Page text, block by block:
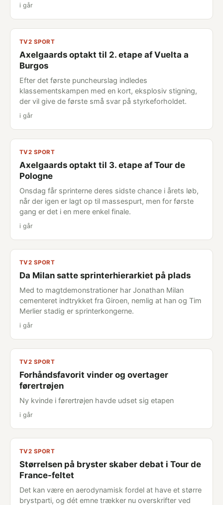
i går
TV2 SPORT
Axelgaards optakt til 2. etape af Vuelta a
Burgos
Efter det første puncheurslag indledes
klassementskampen med en kort, eksplosiv stigning,
der vil give de første små svar på styrkeforholdet.
i går
TV2 SPORT
Axelgaards optakt til 3. etape af Tour de
Pologne
Onsdag får sprinterne deres sidste chance i årets løb,
når der igen er lagt op til massespurt, men for første
gang er det i en mere enkel finale.
i går
TV2 SPORT
Da Milan satte sprinterhierarkiet på plads
Med to magtdemonstrationer har Jonathan Milan
cementeret indtrykket fra Giroen, nemlig at han og Tim
Merlier stadig er sprinterkongerne.
i går
TV2 SPORT
Forhåndsfavorit vinder og overtager
førertrøjen
Ny kvinde i førertrøjen havde udset sig etapen
i går
TV2 SPORT
Størrelsen på bryster skaber debat i Tour de
France-feltet
Det kan være en aerodynamisk fordel at have et større
brystparti, og dét emne trækker nu overskrifter ved